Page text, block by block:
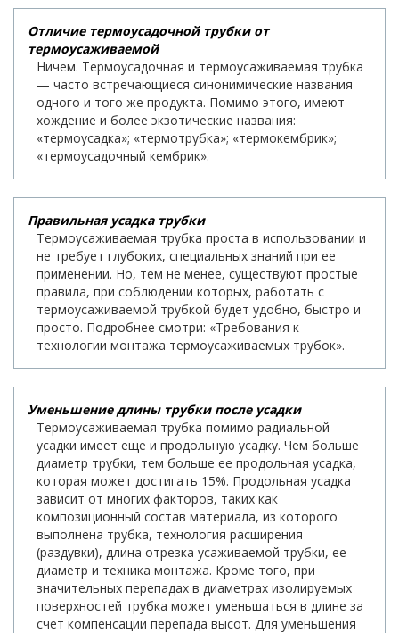
Отличие термоусадочной трубки от
термоусаживаемой
Ничем. Термоусадочная и термоусаживаемая трубка
— часто встречающиеся синонимические названия
одного и того же продукта. Помимо этого, имеют
хождение и более экзотические названия:
«термоусадка»; «термотрубка»; «термокембрик»;
«термоусадочный кембрик».
Правильная усадка трубки
Термоусаживаемая трубка проста в использовании и
не требует глубоких, специальных знаний при ее
применении. Но, тем не менее, существуют простые
правила, при соблюдении которых, работать с
термоусаживаемой трубкой будет удобно, быстро и
просто. Подробнее смотри: «Требования к
технологии монтажа термоусаживаемых трубок».
Уменьшение длины трубки после усадки
Термоусаживаемая трубка помимо радиальной
усадки имеет еще и продольную усадку. Чем больше
диаметр трубки, тем больше ее продольная усадка,
которая может достигать 15%. Продольная усадка
зависит от многих факторов, таких как
композиционный состав материала, из которого
выполнена трубка, технология расширения
(раздувки), длина отрезка усаживаемой трубки, ее
диаметр и техника монтажа. Кроме того, при
значительных перепадах в диаметрах изолируемых
поверхностей трубка может уменьшаться в длине за
счет компенсации перепада высот. Для уменьшения